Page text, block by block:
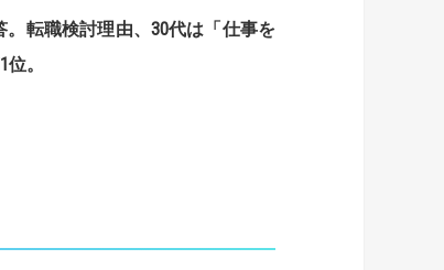
。 転職検討理由、 30代は「仕事を
1位。